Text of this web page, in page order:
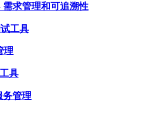
需求管理和可追溯性
工具
理
具
管理